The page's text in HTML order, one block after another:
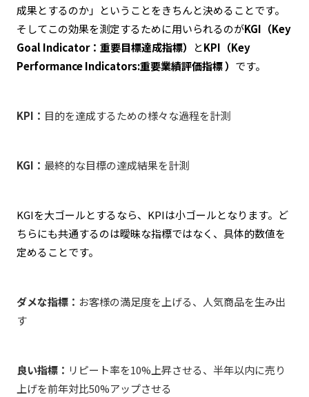
成果とするのか」ということをきちんと決めることです。
そしてこの効果を測定するために用いられるのがKGI（Key
Goal Indicator：重要目標達成指標）
とKPI（Key
Performance Indicators:重要業績評価指標 ） です。
KPI： 目的を達成するための様々な過程を計測
KGI： 最終的な目標の達成結果を計測
KGIを大ゴールとするなら、KPIは小ゴールとなります。ど
ちらにも共通するのは曖昧な指標ではなく、具体的数値を
定めることです。
ダメな指標： お客様の満足度を上げる、人気商品を生み出
す
良い指標： リピート率を10%上昇させる、半年以内に売り
上げを前年対比50%アップさせる